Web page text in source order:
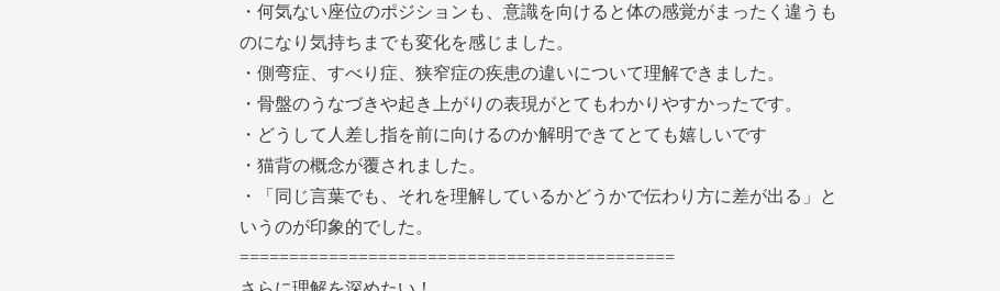
・何気ない座位のポジションも、意識を向けると体の感覚がまったく違うも
のになり気持ちまでも変化を感じました。
・側弯症、すべり症、狭窄症の疾患の違いについて理解できました。
・骨盤のうなづきや起き上がりの表現がとてもわかりやすかったです。
・どうして人差し指を前に向けるのか解明できてとても嬉しいです
・猫背の概念が覆されました。
・「同じ言葉でも、それを理解しているかどうかで伝わり方に差が出る」と
いうのが印象的でした。
============================================